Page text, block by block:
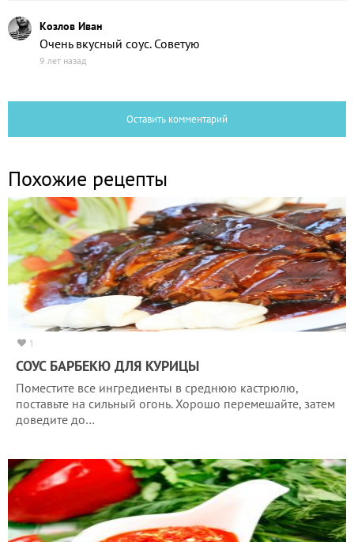
Козлов Иван
Очень вкусный соус. Советую
9 лет назад
Оставить комментарий
Похожие рецепты
1
СОУС БАРБЕКЮ ДЛЯ КУРИЦЫ
Поместите все ингредиенты в среднюю кастрюлю,
поставьте на сильный огонь. Хорошо перемешайте, затем
доведите до…